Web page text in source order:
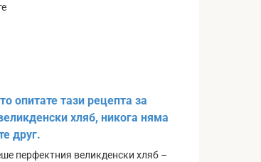
опитате тази рецепта за
хляб, никога няма
друг.
перфектния великденски хляб –